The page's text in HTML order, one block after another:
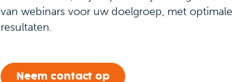
van webinars voor uw doelgroep, met optimale
resultaten.
Neem contact op